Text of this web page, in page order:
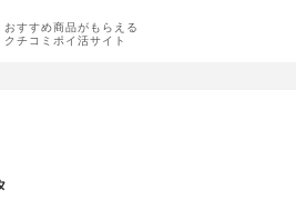
おすすめ商品がもらえる
クチコミポイ活サイト